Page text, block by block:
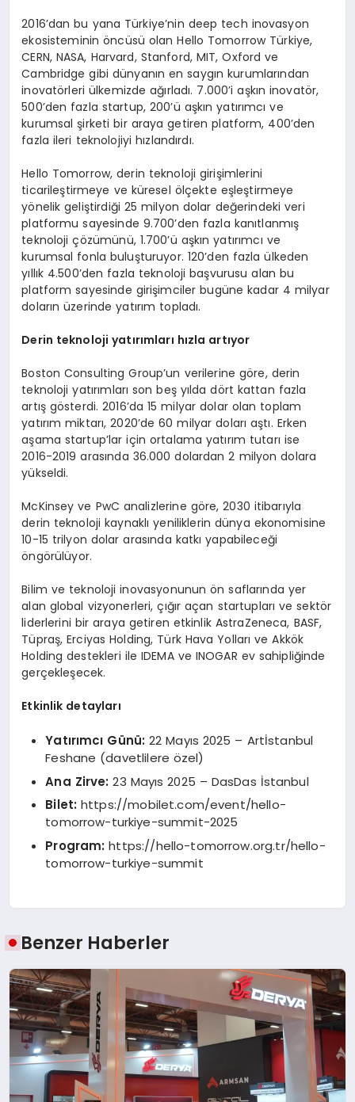
2016’dan bu yana Türkiye’nin deep tech inovasyon
ekosisteminin öncüsü olan Hello Tomorrow Türkiye,
CERN, NASA, Harvard, Stanford, MIT, Oxford ve
Cambridge gibi dünyanın en saygın kurumlarından
inovatörleri ülkemizde ağırladı. 7.000’i aşkın inovatör,
500’den fazla startup, 200’ü aşkın yatırımcı ve
kurumsal şirketi bir araya getiren platform, 400’den
fazla ileri teknolojiyi hızlandırdı.
Hello Tomorrow, derin teknoloji girişimlerini
ticarileştirmeye ve küresel ölçekte eşleştirmeye
yönelik geliştirdiği 25 milyon dolar değerindeki veri
platformu sayesinde 9.700’den fazla kanıtlanmış
teknoloji çözümünü, 1.700’ü aşkın yatırımcı ve
kurumsal fonla buluşturuyor. 120’den fazla ülkeden
yıllık 4.500’den fazla teknoloji başvurusu alan bu
platform sayesinde girişimciler bugüne kadar 4 milyar
doların üzerinde yatırım topladı.
Derin teknoloji yatırımları hızla artıyor
Boston Consulting Group’un verilerine göre, derin
teknoloji yatırımları son beş yılda dört kattan fazla
artış gösterdi. 2016’da 15 milyar dolar olan toplam
yatırım miktarı, 2020’de 60 milyar doları aştı. Erken
aşama startup’lar için ortalama yatırım tutarı ise
2016-2019 arasında 36.000 dolardan 2 milyon dolara
yükseldi.
McKinsey ve PwC analizlerine göre, 2030 itibarıyla
derin teknoloji kaynaklı yeniliklerin dünya ekonomisine
10-15 trilyon dolar arasında katkı yapabileceği
öngörülüyor.
Bilim ve teknoloji inovasyonunun ön saflarında yer
alan global vizyonerleri, çığır açan startupları ve sektör
liderlerini bir araya getiren etkinlik AstraZeneca, BASF,
Tüpraş, Erciyas Holding, Türk Hava Yolları ve Akkök
Holding destekleri ile IDEMA ve INOGAR ev sahipliğinde
gerçekleşecek.
Etkinlik detayları
Yatırımcı Günü: 22 Mayıs 2025 – Artİstanbul
Feshane (davetlilere özel)
Ana Zirve: 23 Mayıs 2025 – DasDas İstanbul
Bilet: https://mobilet.com/event/hello-
tomorrow-turkiye-summit-2025
Program: https://hello-tomorrow.org.tr/hello-
tomorrow-turkiye-summit
Benzer Haberler